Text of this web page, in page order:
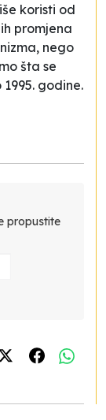
koristi od
promjena
nego
šta se
godine.
propustite